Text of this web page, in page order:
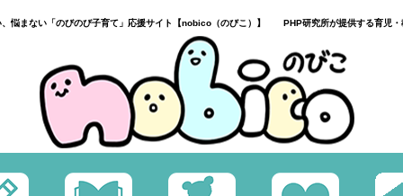
、悩まない「のびのび子育て」応援サイト【nobico（のびこ）】 PHP研究所が提供する育児・